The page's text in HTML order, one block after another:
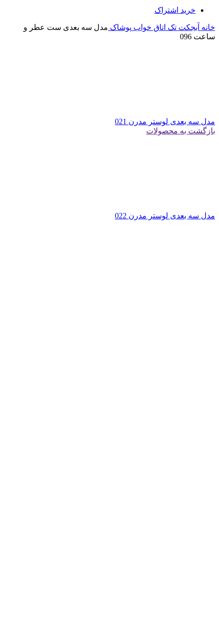
خرید اشتراک
خانه آبجکت تک اتاق خواب پوشاک مدل سه بعدی ست عطر و
ساعت 096
مدل سه بعدی لوستر مدرن 021
بازگشت به محصولات
مدل سه بعدی لوستر مدرن 022